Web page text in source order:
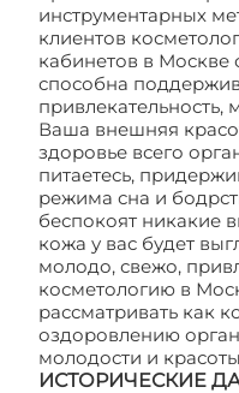
инструментарных
клиентов
кабинетов в Москве
способна
Ваша внешняя
здоровье всего
питаетесь,
режима сна и
беспокоят никакие
кожа у вас будет
молодо, свежо,
косметологию в
рассматривать как
оздоровлению
молодости и
ИСТОРИЧЕСКИЕ